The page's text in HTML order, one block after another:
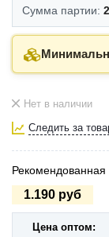
Сумма партии:
Нет в наличии
Следить за
1.190 руб
Цена оптом: